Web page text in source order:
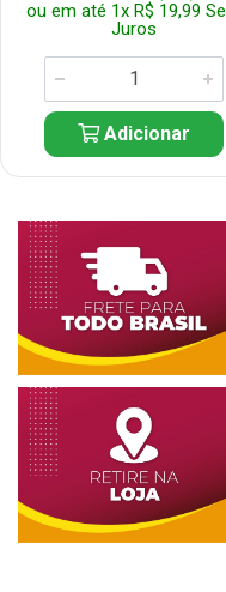
ou em até 1x R$ 19,99
Juros
Adicionar